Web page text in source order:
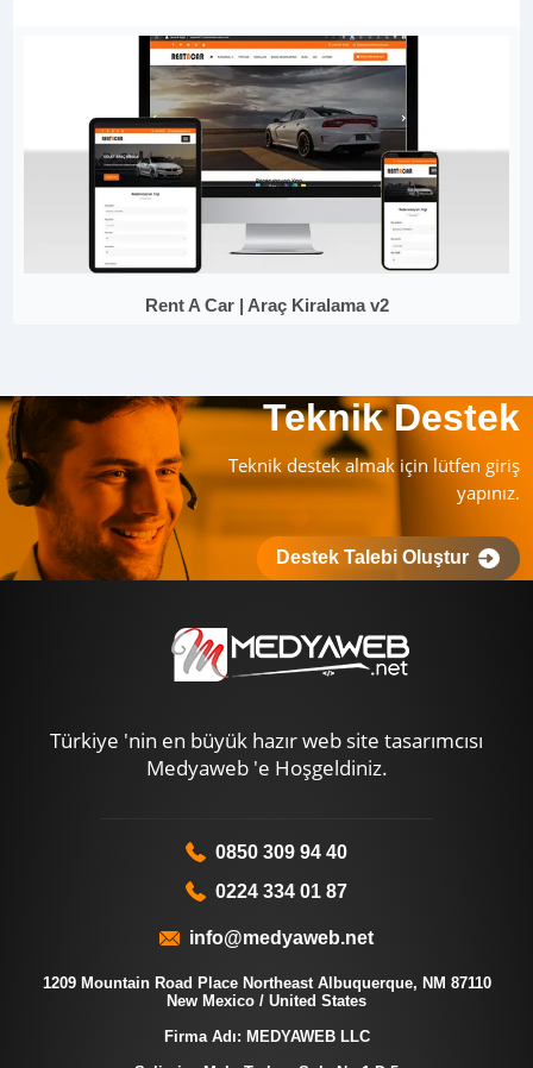
Rent A Car | Araç Kiralama v2
Teknik Destek
Teknik destek almak için lütfen giriş
yapınız.
Destek Talebi Oluştur
Türkiye 'nin en büyük hazır web site tasarımcısı
Medyaweb 'e Hoşgeldiniz.
0850 309 94 40
0224 334 01 87
info@medyaweb.net
1209 Mountain Road Place Northeast Albuquerque, NM 87110
New Mexico / United States
Firma Adı: MEDYAWEB LLC